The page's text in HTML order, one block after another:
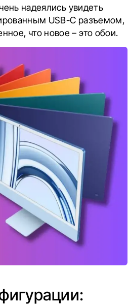
надеялись увидеть
USB-C разъемом,
что новое – это обои.